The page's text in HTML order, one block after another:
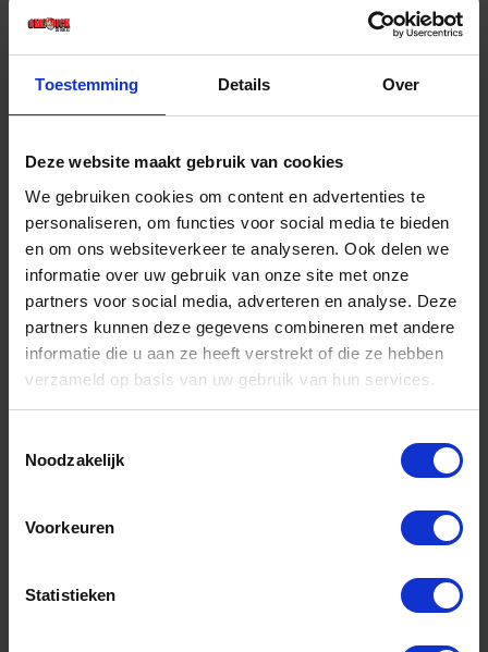
Toestemming Details Over
Deze website maakt gebruik van cookies
We gebruiken cookies om content en advertenties te
personaliseren, om functies voor social media te bieden
en om ons websiteverkeer te analyseren. Ook delen we
informatie over uw gebruik van onze site met onze
partners voor social media, adverteren en analyse. Deze
partners kunnen deze gegevens combineren met andere
informatie die u aan ze heeft verstrekt of die ze hebben
verzameld op basis van uw gebruik van hun services.
Noodzakelijk
Voorkeuren
Statistieken
€ 73,42 incl. BTW
-
Bestel nu!
Voorraad: 1 op voorraad
Prijs per 1 Stuk